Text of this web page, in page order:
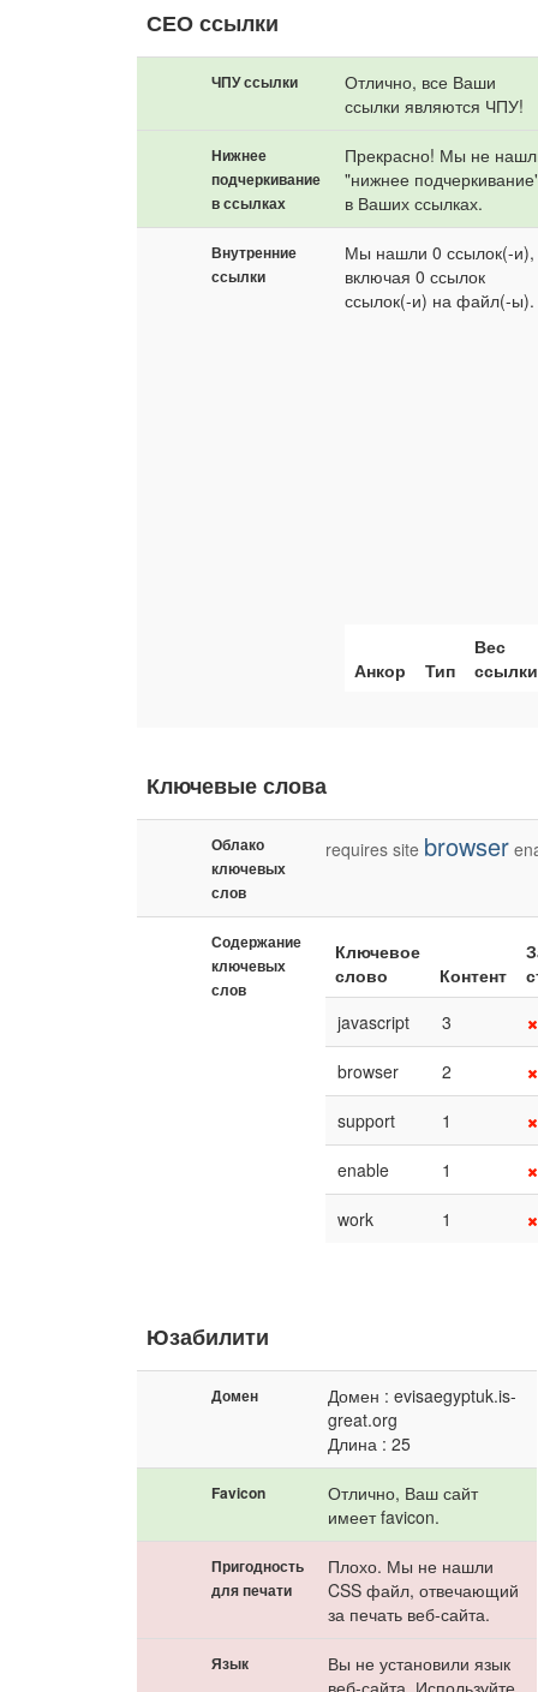
СЕО ссылки
ЧПУ ссылки
Отлично, все Ваши
ссылки являются ЧПУ!
Нижнее
подчеркивание
в ссылках
Прекрасно! Мы не
"нижнее
в Ваших ссылках.
Внутренние
ссылки
Мы нашли 0 ссылок(-и),
включая 0 ссылок
ссылок(-и) на файл(-ы).
Анкор Тип
Вес
ссылки
Ключевые слова
Облако
ключевых
слов
requires site browser
Содержание
ключевых
слов
Ключевое
слово
Контент
javascript
3
browser 2
support 1
enable 1
work 1
Юзабилити
Домен
Домен : evisaegyptuk.is-
great.org
Длина : 25
Favicon
Отлично, Ваш сайт
имеет favicon.
Пригодность
для печати
Плохо. Мы не нашли
CSS файл, отвечающий
за печать веб-сайта.
Язык
Вы не установили язык
веб-сайта. Используйте